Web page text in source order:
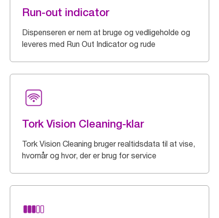
Run-out indicator
Dispenseren er nem at bruge og vedligeholde og
leveres med Run Out Indicator og rude
Tork Vision Cleaning-klar
Tork Vision Cleaning bruger realtidsdata til at vise,
hvornår og hvor, der er brug for service